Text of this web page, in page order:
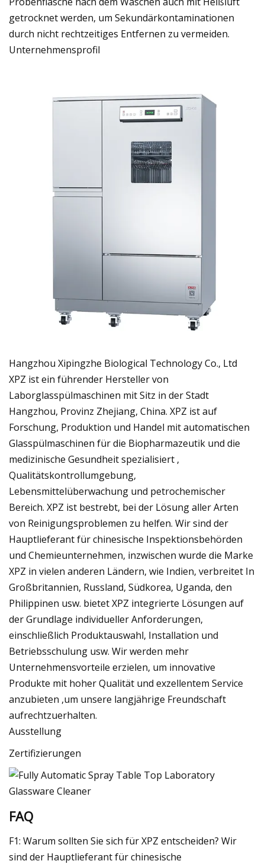
getrocknet werden, um Sekundärkontaminationen
durch nicht rechtzeitiges Entfernen zu vermeiden.
Unternehmensprofil
Hangzhou Xipingzhe Biological Technology Co., Ltd
XPZ ist ein führender Hersteller von
Laborglasspülmaschinen mit Sitz in der Stadt
Hangzhou, Provinz Zhejiang, China. XPZ ist auf
Forschung, Produktion und Handel mit automatischen
Glasspülmaschinen für die Biopharmazeutik und die
medizinische Gesundheit spezialisiert ,
Qualitätskontrollumgebung,
Lebensmittelüberwachung und petrochemischer
Bereich. XPZ ist bestrebt, bei der Lösung aller Arten
von Reinigungsproblemen zu helfen. Wir sind der
Hauptlieferant für chinesische Inspektionsbehörden
und Chemieunternehmen, inzwischen wurde die Marke
XPZ in vielen anderen Ländern, wie Indien, verbreitet In
Großbritannien, Russland, Südkorea, Uganda, den
Philippinen usw. bietet XPZ integrierte Lösungen auf
der Grundlage individueller Anforderungen,
einschließlich Produktauswahl, Installation und
Betriebsschulung usw. Wir werden mehr
Unternehmensvorteile erzielen, um innovative
Produkte mit hoher Qualität und exzellentem Service
anzubieten ,um unsere langjährige Freundschaft
aufrechtzuerhalten.
Ausstellung
Zertifizierungen
FAQ
F1: Warum sollten Sie sich für XPZ entscheiden? Wir
sind der Hauptlieferant für chinesische